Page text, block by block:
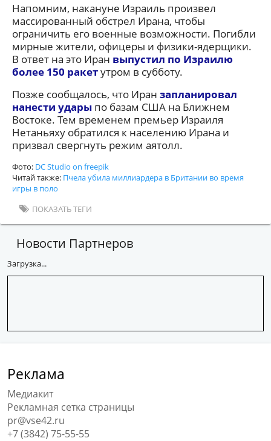
Напомним, накануне Израиль произвел
массированный обстрел Ирана, чтобы
ограничить его военные возможности. Погибли
мирные жители, офицеры и физики-ядерщики.
В ответ на это Иран выпустил по Израилю
более 150 ракетутром в субботу.
Позже сообщалось, что Иран запланировал
нанести удары по базам США на Ближнем
Востоке. Тем временем премьер Израиля
Нетаньяху обратился к населению Ирана и
призвал свергнуть режим аятолл.
Фото: DC Studio on freepik
Читай также: Пчела убила миллиардера в Британии во время
игры в поло
ПОКАЗАТЬ ТЕГИ
Новости Партнеров
Загрузка...
Реклама
Медиакит
Рекламная сетка страницы
pr@vse42.ru
+7 (3842) 75-55-55